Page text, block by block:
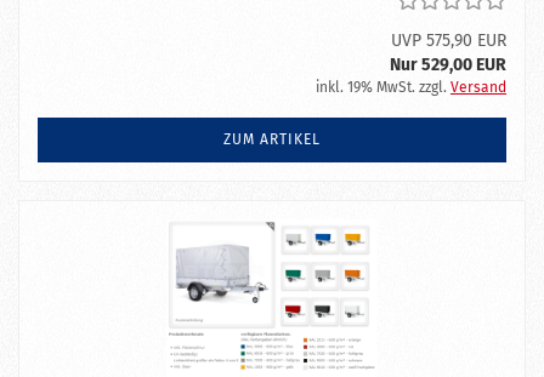
UVP 575,90 EUR
Nur 529,00 EUR
inkl. 19% MwSt. zzgl. Versand
ZUM ARTIKEL